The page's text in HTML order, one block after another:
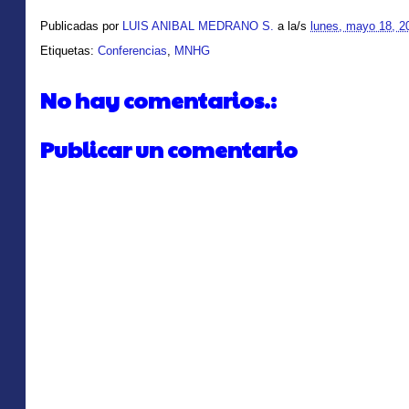
Publicadas por LUIS ANIBAL MEDRANO S. a la/s lunes, mayo 18,
Etiquetas: Conferencias, MNHG
No hay comentarios.:
Publicar un comentario